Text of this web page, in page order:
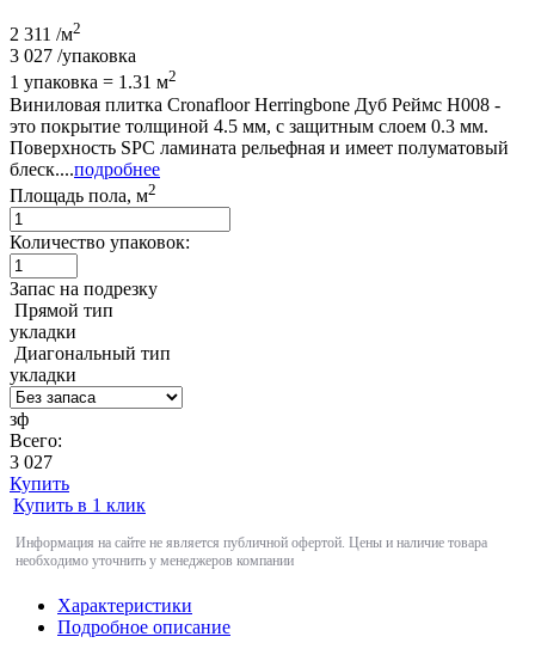
2 311 /м2
3 027 /упаковка
1 упаковка = 1.31 м2
Виниловая плитка Cronafloor Herringbone Дуб Реймс H008 -
это покрытие толщиной 4.5 мм, с защитным слоем 0.3 мм.
Поверхность SPC ламината рельефная и имеет полуматовый
блеск....подробнее
Площадь пола, м2
Количество упаковок:
Запас на подрезку
Прямой тип
укладки
Диагональный тип
укладки
зф
Всего:
3 027
Купить
Купить в 1 клик
Информация на сайте не является публичной офертой. Цены и наличие товара
необходимо уточнить у менеджеров компании
Характеристики
Подробное описание